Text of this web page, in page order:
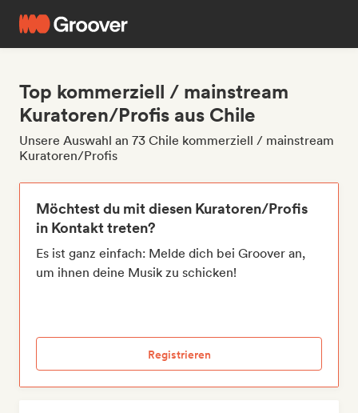
Top kommerziell / mainstream
Kuratoren/Profis aus Chile
Unsere Auswahl an 73 Chile kommerziell / mainstream
Kuratoren/Profis
Möchtest du mit diesen Kuratoren/Profis
in Kontakt treten?
Es ist ganz einfach: Melde dich bei Groover an,
um ihnen deine Musik zu schicken!
Registrieren